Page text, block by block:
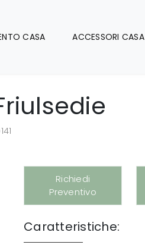
CASA ACCESSORI CASA
Richiedi
Preventivo
Caratteristiche: